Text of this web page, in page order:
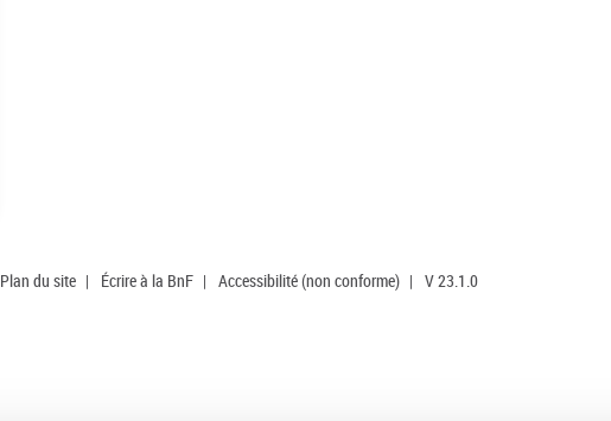
Plan du site | Écrire à la BnF | Accessibilité (non conforme) | V 23.1.0